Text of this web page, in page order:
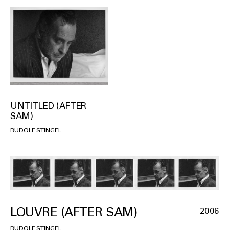
UNTITLED (AFTER
SAM)
RUDOLF STINGEL
LOUVRE (AFTER SAM) 2006
RUDOLF STINGEL